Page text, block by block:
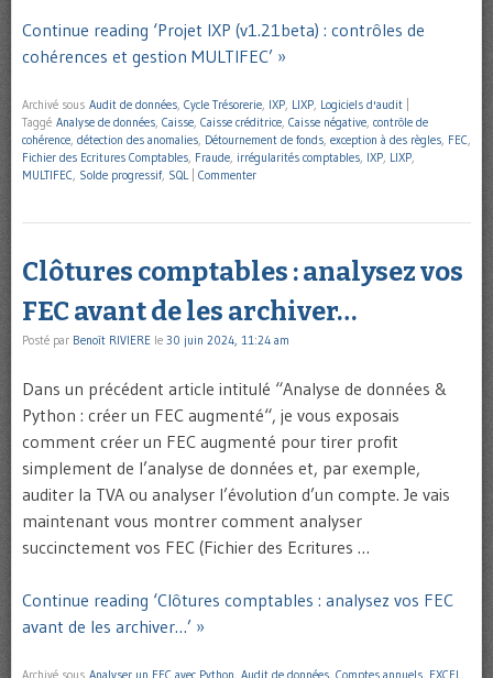
Continue reading ‘Projet IXP (v1.21beta) : contrôles de
cohérences et gestion MULTIFEC’ »
Archivé sous Audit de données, Cycle Trésorerie, IXP, LIXP, Logiciels d'audit
Taggé Analyse de données, Caisse, Caisse créditrice, Caisse négative, contrôle de
cohérence, détection des anomalies, Détournement de fonds, exception à des règles, FEC,
Fichier des Ecritures Comptables, Fraude, irrégularités comptables, IXP, LIXP,
MULTIFEC, Solde progressif, SQL Commenter
Clôtures comptables : analysez vos
FEC avant de les archiver…
Posté par Benoît RIVIERE le 30 juin 2024, 11:24 am
Dans un précédent article intitulé “Analyse de données &
Python : créer un FEC augmenté“, je vous exposais
comment créer un FEC augmenté pour tirer profit
simplement de l’analyse de données et, par exemple,
auditer la TVA ou analyser l’évolution d’un compte. Je vais
maintenant vous montrer comment analyser
succinctement vos FEC (Fichier des Ecritures …
Continue reading ‘Clôtures comptables : analysez vos FEC
avant de les archiver…’ »
Archivé sous Analyser un FEC avec Python, Audit de données, Comptes annuels, EXCEL,